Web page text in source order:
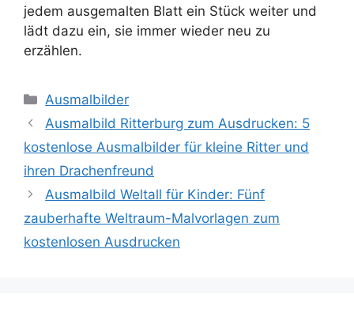
jedem ausgemalten Blatt ein Stück weiter und
lädt dazu ein, sie immer wieder neu zu
erzählen.
Categories
Ausmalbilder
Ausmalbild Ritterburg zum Ausdrucken: 5
kostenlose Ausmalbilder für kleine Ritter und
ihren Drachenfreund
Ausmalbild Weltall für Kinder: Fünf
zauberhafte Weltraum-Malvorlagen zum
kostenlosen Ausdrucken